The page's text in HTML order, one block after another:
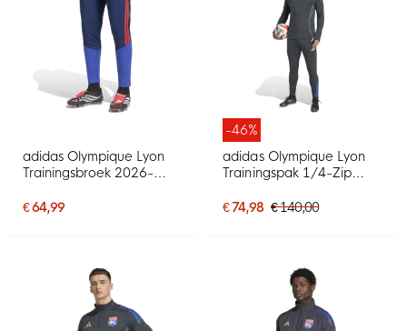
adidas Olympique Lyon
Trainingsbroek 2026-
Rood
€ 64,99
-46%
adidas Olympique Lyon
Trainingspak 1/4-Zip
Goud Rood Blauw
€ 74,98 € 140,00